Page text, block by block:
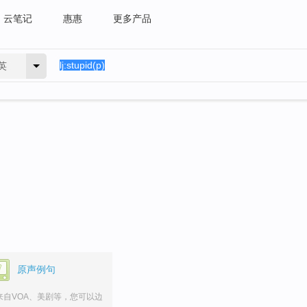
云笔记 惠惠 更多产品
原声例句
自VOA、美剧等，您可以边